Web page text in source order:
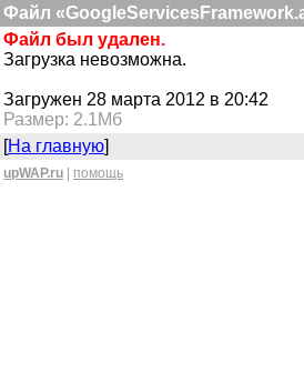
Файл
Файл был удален.
Загрузка невозможна.
Загружен 28 марта 2012 в 20:42
Размер: 2.1Мб
[На главную]
upWAP.ru помощь